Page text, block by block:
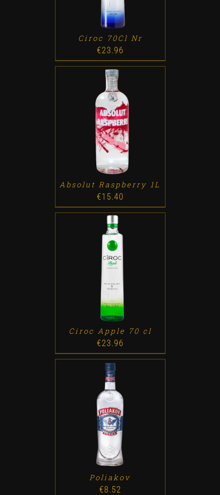
Ciroc 70Cl Nr
€23.96
ADD TO CART / DETALLES
Absolut Raspberry 1L
€15.40
/
Ciroc Apple 70 cl
€23.96
ADD TO CART /
Poliakov
€8.52